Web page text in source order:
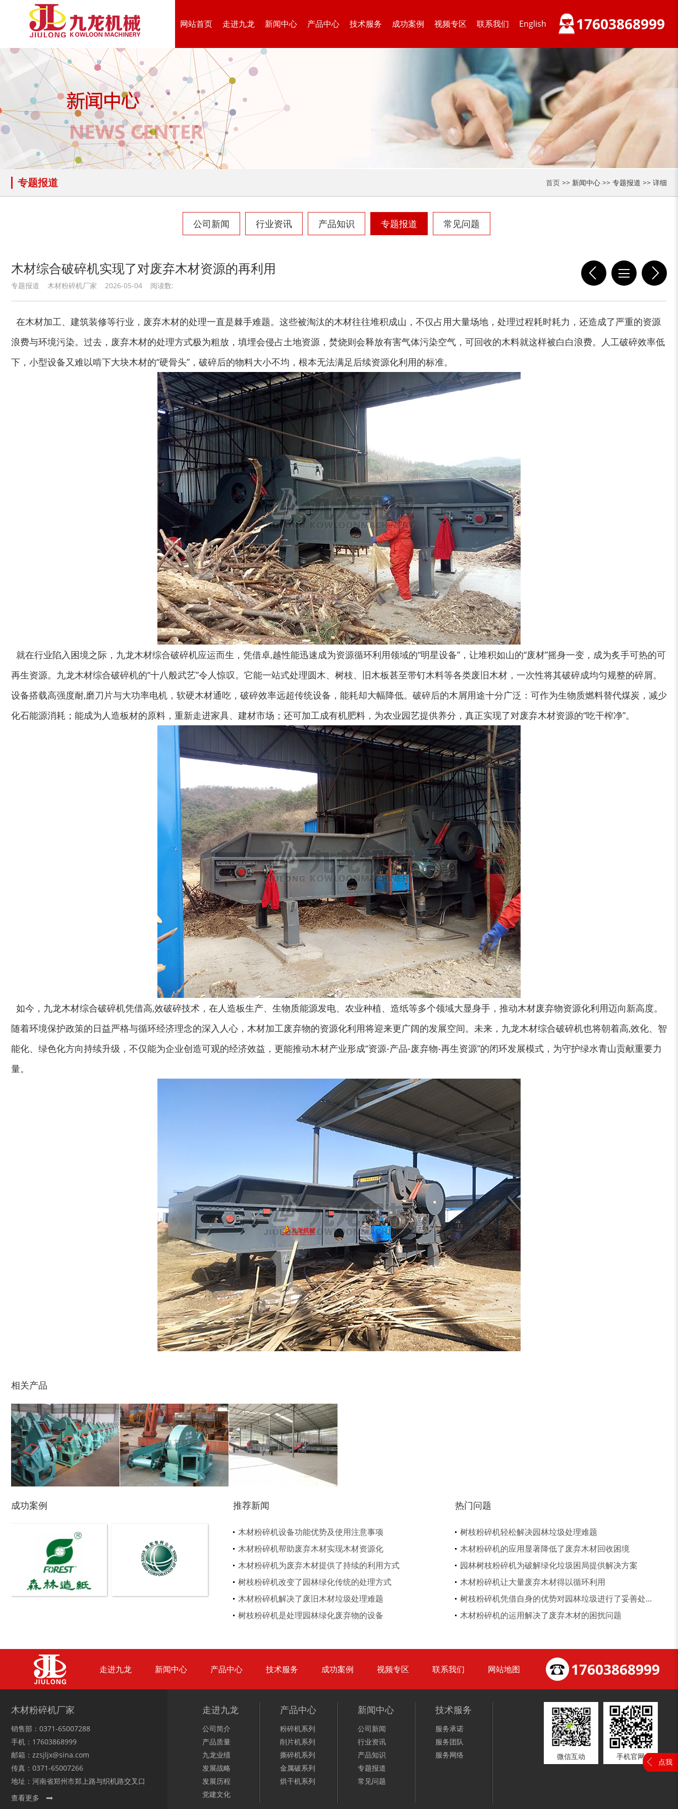
网站首页 走进九龙 新闻中心 产品中心 技术服务 成功案例 视频专区 联系我们 English 17603868999
专题报道 首页 >> 新闻中心 >> 专题报道 >> 详细
公司新闻 行业资讯 产品知识 专题报道 常见问题
木材综合破碎机实现了对废弃木材资源的再利用
专题报道 木材粉碎机厂家 2026-05-04 阅读数:
在木材加工、建筑装修等行业，废弃木材的处理一直是棘手难题。这些被淘汰的木材往往堆积成山，不仅占用大量场地，处理过程耗时耗力，还造成了严重的资源
浪费与环境污染。过去，废弃木材的处理方式极为粗放，填埋会侵占土地资源，焚烧则会释放有害气体污染空气，可回收的木料就这样被白白浪费。人工破碎效率低
下，小型设备又难以啃下大块木材的“硬骨头”，破碎后的物料大小不均，根本无法满足后续资源化利用的标准。
就在行业陷入困境之际，九龙木材综合破碎机应运而生，凭借卓,越性能迅速成为资源循环利用领域的“明星设备”，让堆积如山的“废材”摇身一变，成为炙手可热的可
再生资源。九龙木材综合破碎机的“十八般武艺”令人惊叹。它能一站式处理圆木、树枝、旧木板甚至带钉木料等各类废旧木材，一次性将其破碎成均匀规整的碎屑。
设备搭载高强度耐,磨刀片与大功率电机，软硬木材通吃，破碎效率远超传统设备，能耗却大幅降低。破碎后的木屑用途十分广泛：可作为生物质燃料替代煤炭，减少
化石能源消耗；能成为人造板材的原料，重新走进家具、建材市场；还可加工成有机肥料，为农业园艺提供养分，真正实现了对废弃木材资源的“吃干榨净”。
如今，九龙木材综合破碎机凭借高,效破碎技术，在人造板生产、生物质能源发电、农业种植、造纸等多个领域大显身手，推动木材废弃物资源化利用迈向新高度。
随着环境保护政策的日益严格与循环经济理念的深入人心，木材加工废弃物的资源化利用将迎来更广阔的发展空间。未来，九龙木材综合破碎机也将朝着高,效化、智
能化、绿色化方向持续升级，不仅能为企业创造可观的经济效益，更能推动木材产业形成“资源-产品-废弃物-再生资源”的闭环发展模式，为守护绿水青山贡献重要力
量。
相关产品
木材切片机 大型木材粉碎机 圆盘破碎机 综合破碎机 大型稻草捆撕碎机... 金属撕碎机
大型树枝粉碎机 大型秸秆粉碎机 锯末粉碎机
双轴撕碎机 树枝粉碎机 稻草破碎机 切枝机
RDF燃料生产设备 生活垃圾处理设备... 工业固废处理设备... 木材削片机
金属压块破碎机 塑料粉碎机 小型撕碎机
废旧汽车破碎机 摩托车破碎机 自行车破碎机 稻草揉丝机
油漆桶破碎机 彩钢瓦破碎机 大型铡草机 木屑粉碎机
稻草粉碎机 气流烘干机 转筒烘干机 锯末烘干机
玉米芯烘干机 牧草烘干机 猪粪烘干机
木材切片机 大型木材粉碎机 圆盘破碎机 综合破碎机 大型稻草捆撕碎机... 金属撕碎机
生活垃圾破碎机
成功案例 推荐新闻
木材粉碎机设备功能优势及使用注意事项
木材粉碎机帮助废弃木材实现木材资源化
木材粉碎机为废弃木材提供了持续的利用方式
树枝粉碎机改变了园林绿化传统的处理方式
木材粉碎机解决了废旧木材垃圾处理难题
树枝粉碎机是处理园林绿化废弃物的设备
热门问题
树枝粉碎机轻松解决园林垃圾处理难题
木材粉碎机的应用显著降低了废弃木材回收困境
园林树枝粉碎机为破解绿化垃圾困局提供解决方案
木材粉碎机让大量废弃木材得以循环利用
树枝粉碎机凭借自身的优势对园林垃圾进行了妥善处...
木材粉碎机的运用解决了废弃木材的困扰问题
走进九龙 新闻中心 产品中心 技术服务 成功案例 视频专区 联系我们 网站地图 17603868999
木材粉碎机厂家
销售部：0371-65007288
手机：17603868999
邮箱：zzsjljx@sina.com
传真：0371-65007266
地址：河南省郑州市郑上路与织机路交叉口
查看更多
走进九龙
公司简介
产品质量
九龙业绩
发展战略
发展历程
党建文化
产品中心
粉碎机系列
削片机系列
撕碎机系列
金属破系列
烘干机系列
新闻中心
公司新闻
行业资讯
产品知识
专题报道
常见问题
技术服务
服务承诺
服务团队
服务网络
微信互动 手机官网
点我